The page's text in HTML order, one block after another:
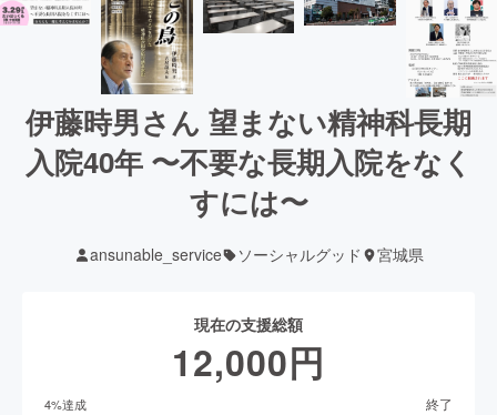
伊藤時男さん 望まない精神科長期
入院40年 〜不要な長期入院をなく
すには〜
ansunable_service ソーシャルグッド 宮城県
現在の支援総額
12,000円
4%達成 終了